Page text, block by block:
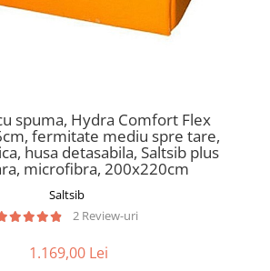
si vitrine
spuma, Hydra Comfort Flex
fermitate mediu spre tare,
husa detasabila, Saltsib plus
microfibra, 200x220cm
Saltsib
2 Review-uri
1.169,00 Lei